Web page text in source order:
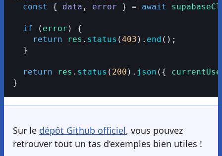
  const
{ data , error } = await
  if
( error ) {
    return
res . status (403 ). end ();
  }
  return
res . status ( 200 ). json ({
}
Sur le dépôt Github officiel, vous pouvez
retrouver tout un tas d’exemples bien utiles !